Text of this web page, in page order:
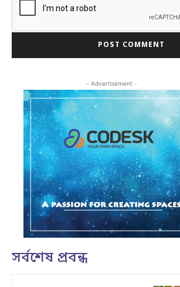
- Advertisement -
সর্বশেষ প্রবন্ধ